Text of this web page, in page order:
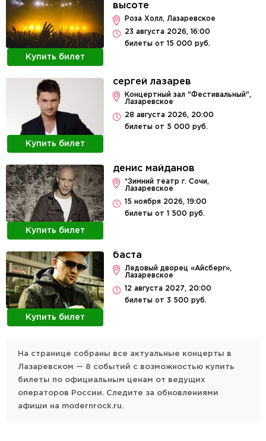
Купить билет
высоте
Роза Холл, Лазаревское
23 августа 2026, 16:00
билеты от 15 000 руб.
Купить билет
сергей лазарев
Концертный зал "Фестивальный",
Лазаревское
28 августа 2026, 20:00
билеты от 5 000 руб.
Купить билет
денис майданов
*Зимний театр г. Сочи,
Лазаревское
15 ноября 2026, 19:00
билеты от 1 500 руб.
Купить билет
баста
Ледовый дворец «Айсберг»,
Лазаревское
12 августа 2027, 20:00
билеты от 3 500 руб.
На странице собраны все актуальные концерты в
Лазаревском — 8 событий с возможностью купить
билеты по официальным ценам от ведущих
операторов России. Следите за обновлениями
афиши на modernrock.ru.